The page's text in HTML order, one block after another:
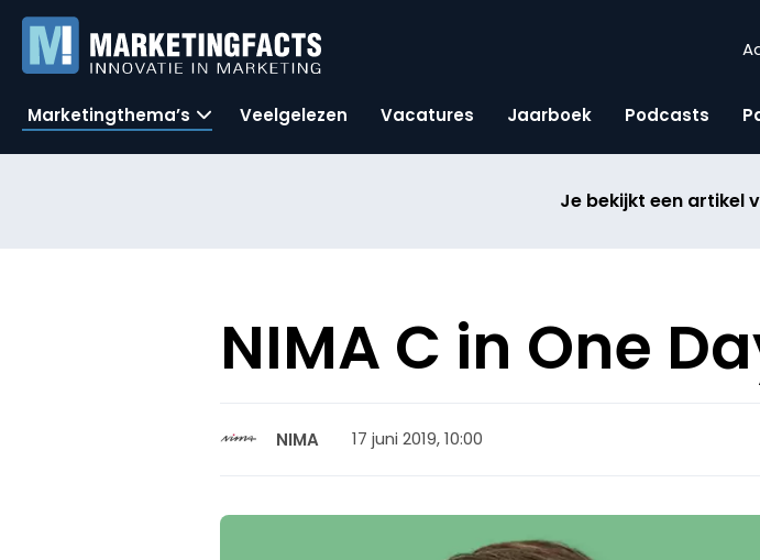
Marketingthema’s Veelgelezen Vacatures Jaarboek Podcasts
Je bekijkt een artikel
NIMA C in One
NIMA 17 juni 2019, 10:00